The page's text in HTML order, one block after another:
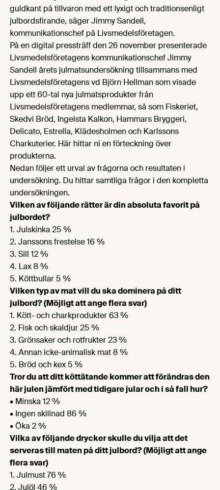
guldkant på tillvaron med ett lyxigt och traditionsenligt
julbordsfirande, säger Jimmy Sandell,
kommunikationschef på Livsmedelsföretagen.
På en digital pressträff den 26 november presenterade
Livsmedelsföretagens kommunikationschef Jimmy
Sandell årets julmatsundersökning tillsammans med
Livsmedelsföretagens vd Björn Hellman som visade
upp ett 60-tal nya julmatsprodukter från
Livsmedelsföretagens medlemmar, så som Fiskeriet,
Skedvi Bröd, Ingelsta Kalkon, Hammars Bryggeri,
Delicato, Estrella, Klädesholmen och Karlssons
Charkuterier. Här hittar ni en förteckning över
produkterna.
Nedan följer ett urval av frågorna och resultaten i
undersökning. Du hittar samtliga frågor i den kompletta
undersökningen.
Vilken av följande rätter är din absoluta favorit på
julbordet?
1. Julskinka 25 %
2. Janssons frestelse 16 %
3. Sill 12 %
4. Lax 8 %
5. Köttbullar 5 %
Vilken typ av mat vill du ska dominera på ditt
julbord? (Möjligt att ange flera svar)
1. Kött- och charkprodukter 63 %
2. Fisk och skaldjur 25 %
3. Grönsaker och rotfrukter 23 %
4. Annan icke-animalisk mat 8 %
5. Bröd och kex 5 %
Tror du att ditt köttätande kommer att förändras den
här julen jämfört med tidigare jular och i så fall hur?
• Minska 12 %
• Ingen skillnad 86 %
• Öka 2 %
Vilka av följande drycker skulle du vilja att det
serveras till maten på ditt julbord? (Möjligt att ange
flera svar)
1. Julmust 76 %
2. Julöl 46 %